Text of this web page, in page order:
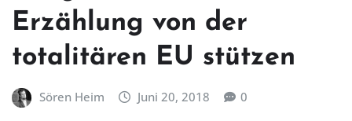
Erzählung von der
totalitären EU stützen
Sören Heim Juni 20, 2018 0